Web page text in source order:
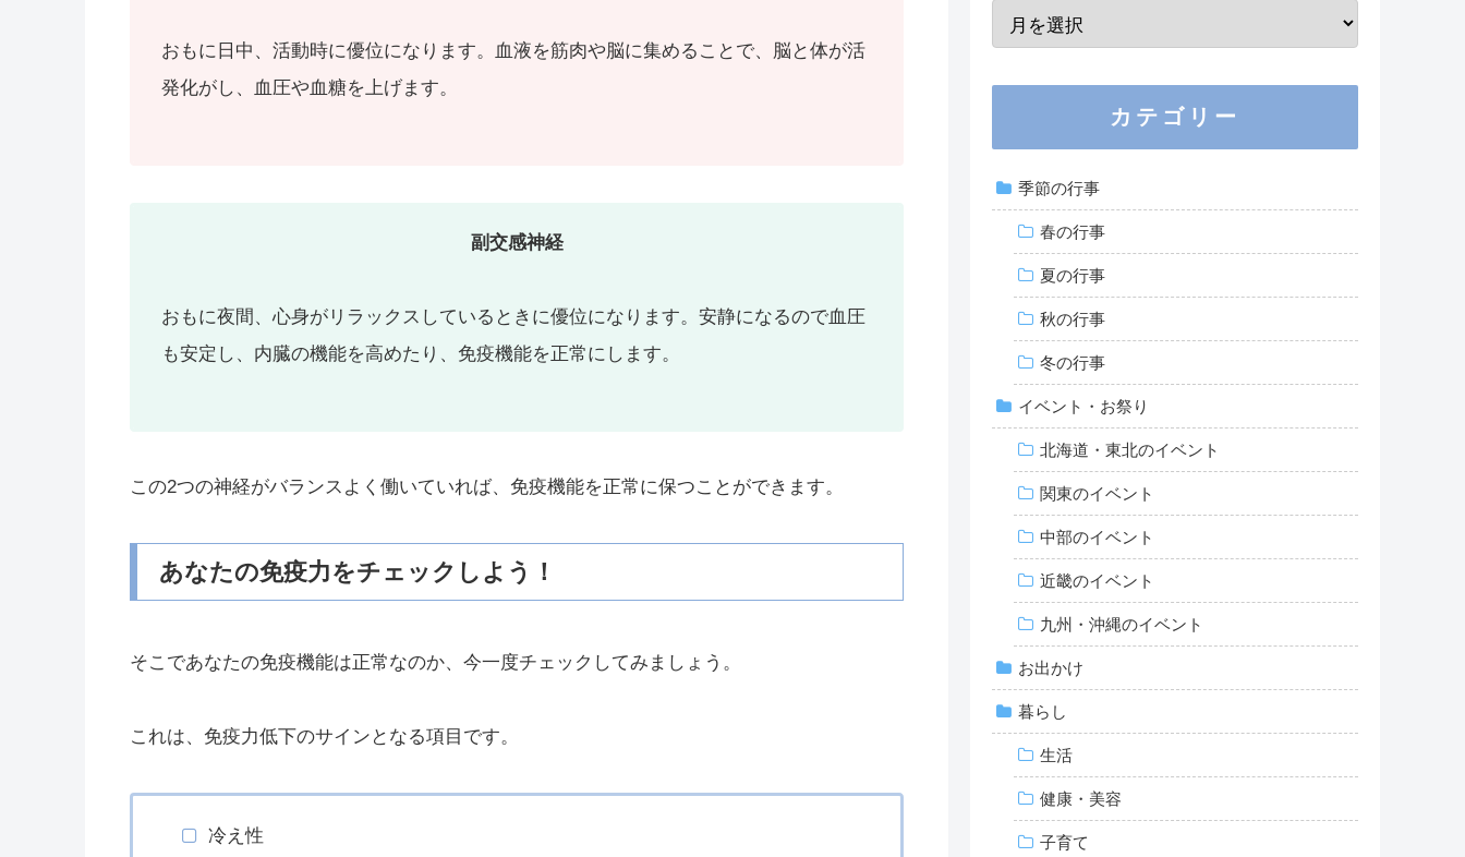
おもに日中、活動時に優位になります。血液を筋肉や脳に集めることで、脳と体が活
発化がし、血圧や血糖を上げます。
副交感神経
おもに夜間、心身がリラックスしているときに優位になります。安静になるので血圧
も安定し、内臓の機能を高めたり、免疫機能を正常にします。
この2つの神経がバランスよく働いていれば、免疫機能を正常に保つことができます。
あなたの免疫力をチェックしよう！
そこであなたの免疫機能は正常なのか、今一度チェックしてみましょう。
これは、免疫力低下のサインとなる項目です。
冷え性
カテゴリー
季節の行事
春の行事
夏の行事
秋の行事
冬の行事
イベント・お祭り
北海道・東北のイベント
関東のイベント
中部のイベント
近畿のイベント
九州・沖縄のイベント
お出かけ
暮らし
生活
健康・美容
子育て